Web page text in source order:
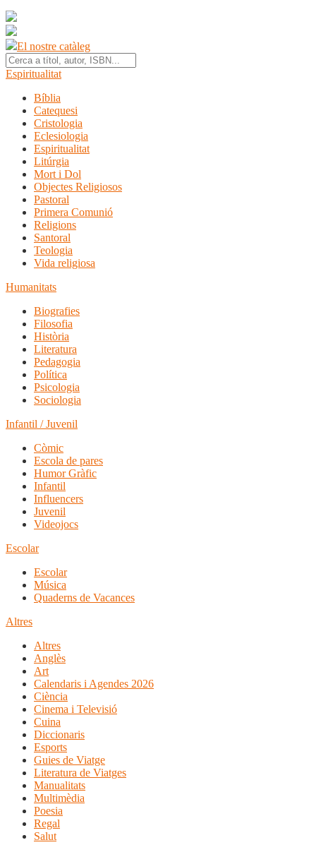
El nostre catàleg
Espiritualitat
Bíblia
Catequesi
Cristologia
Eclesiologia
Espiritualitat
Litúrgia
Mort i Dol
Objectes Religiosos
Pastoral
Primera Comunió
Religions
Santoral
Teologia
Vida religiosa
Humanitats
Biografies
Filosofia
Història
Literatura
Pedagogia
Política
Psicologia
Sociologia
Infantil / Juvenil
Còmic
Escola de pares
Humor Gràfic
Infantil
Influencers
Juvenil
Videojocs
Escolar
Escolar
Música
Quaderns de Vacances
Altres
Altres
Anglès
Art
Calendaris i Agendes 2026
Ciència
Cinema i Televisió
Cuina
Diccionaris
Esports
Guies de Viatge
Literatura de Viatges
Manualitats
Multimèdia
Poesia
Regal
Salut